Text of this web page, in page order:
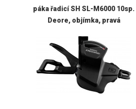
páka řadicí SH SL-M6000 10sp.
Deore, objímka, pravá